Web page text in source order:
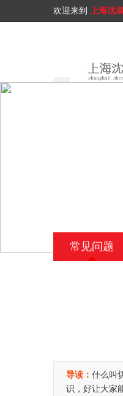
欢迎来到 上海沈
常见问题
导读： 什么叫
识，好让大家